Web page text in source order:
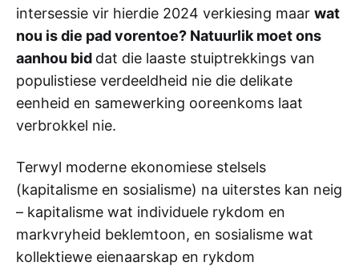
intersessie vir hierdie 2024 verkiesing maar wat
nou is die pad vorentoe? Natuurlik moet ons
aanhou bid dat die laaste stuiptrekkings van
populistiese verdeeldheid nie die delikate
eenheid en samewerking ooreenkoms laat
verbrokkel nie.
Terwyl moderne ekonomiese stelsels
(kapitalisme en sosialisme) na uiterstes kan neig
– kapitalisme wat individuele rykdom en
markvryheid beklemtoon, en sosialisme wat
kollektiewe eienaarskap en rykdom